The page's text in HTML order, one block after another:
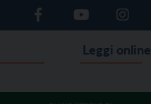
Leggi online